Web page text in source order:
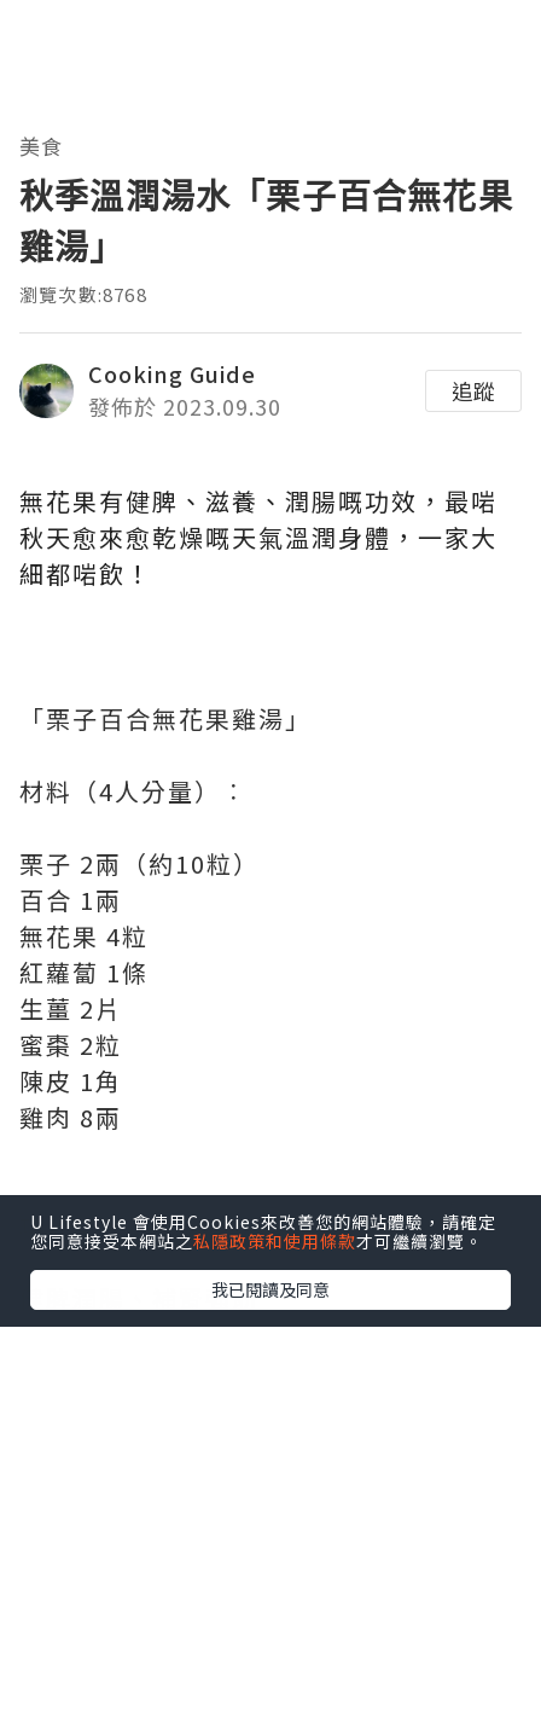
美食
秋季溫潤湯水「栗子百合無花果
雞湯」
瀏覽次數:8768
Cooking Guide
發佈於 2023.09.30
追蹤
無花果有健脾、滋養、潤腸嘅功效，最啱
秋天愈來愈乾燥嘅天氣溫潤身體，一家大
細都啱飲！
「栗子百合無花果雞湯」
材料（4人分量）︰
栗子 2兩（約10粒）
百合 1兩
無花果 4粒
紅蘿蔔 1條
生薑 2片
蜜棗 2粒
陳皮 1角
雞肉 8兩
功效：
健脾潤腸、補腎強筋
潤肺止咳、清心安神
U Lifestyle 會使用Cookies來改善您的網站體驗，請確定
您同意接受本網站之私隱政策和使用條款才可繼續瀏覽。
我已閱讀及同意